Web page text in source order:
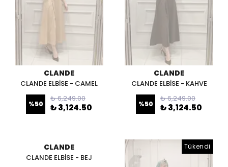
CLANDE
CLANDE ELBİSE - CAMEL
%50
₺ 6,249.00
₺ 3,124.50
CLANDE
CLANDE ELBİSE - KAHVE
%50
₺ 6,249.00
₺ 3,124.50
CLANDE
CLANDE ELBİSE - BEJ
Tükendi